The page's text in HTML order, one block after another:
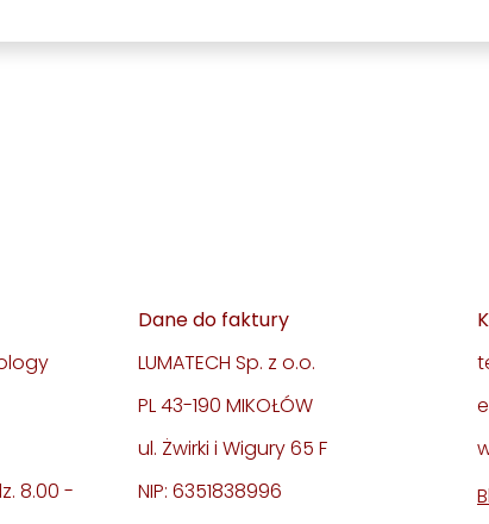
8.00 -
Dane do faktury
LUMATECH Sp. z o.o.
PL 43-190 MIKOŁÓW
ul. Żwirki i Wigury 65 F
NIP: 6351838996